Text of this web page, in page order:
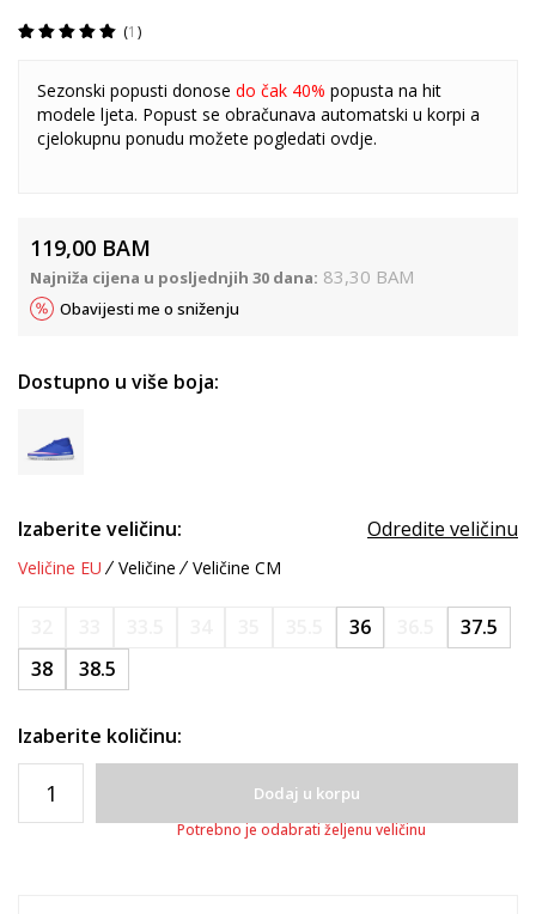
1
Sezonski popusti donose do čak 40% popusta na hit
modele ljeta. Popust se obračunava automatski u korpi a
cjelokupnu ponudu možete pogledati ovdje.
119,00 BAM
Najniža cijena u posljednjih 30 dana: 83,30 BAM
Obavijesti me o sniženju
Dostupno u više boja:
Izaberite veličinu: Odredite veličinu
Veličine EU Veličine Veličine CM
36
37.5
38
38.5
Izaberite količinu:
Dodaj u korpu
Potrebno je odabrati željenu veličinu